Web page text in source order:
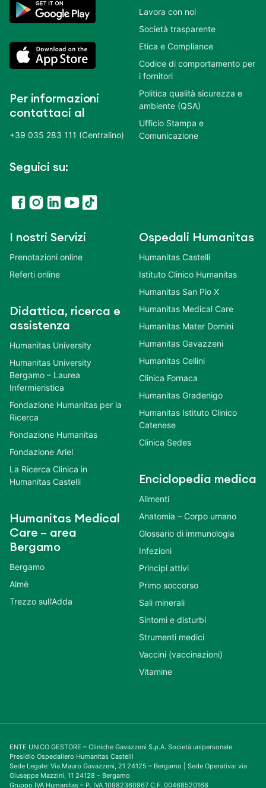
Per informazioni
contattaci al
+39 035 283 111 (Centralino)
Seguici su:
Lavora con noi
Società trasparente
Etica e Compliance
Codice di comportamento per
i fornitori
Politica qualità sicurezza e
ambiente (QSA)
Ufficio Stampa e
Comunicazione
I nostri Servizi
Prenotazioni online
Referti online
Didattica, ricerca e
assistenza
Humanitas University
Humanitas University
Bergamo – Laurea
Infermieristica
Fondazione Humanitas per la
Ricerca
Fondazione Humanitas
Fondazione Ariel
La Ricerca Clinica in
Humanitas Castelli
Humanitas Medical
Care – area
Bergamo
Bergamo
Almè
Trezzo sull’Adda
Ospedali Humanitas
Humanitas Castelli
Istituto Clinico Humanitas
Humanitas San Pio X
Humanitas Medical Care
Humanitas Mater Domini
Humanitas Gavazzeni
Humanitas Cellini
Clinica Fornaca
Humanitas Gradenigo
Humanitas Istituto Clinico
Catenese
Clinica Sedes
Enciclopedia medica
Alimenti
Anatomia – Corpo umano
Glossario di immunologia
Infezioni
Principi attivi
Primo soccorso
Sali minerali
Sintomi e disturbi
Strumenti medici
Vaccini (vaccinazioni)
Vitamine
ENTE UNICO GESTORE – Cliniche Gavazzeni S.p.A. Società unipersonale
Presidio Ospedaliero Humanitas Castelli
Sede Legale: Via Mauro Gavazzeni, 21 24125 – Bergamo | Sede Operativa: via
Giuseppe Mazzini, 11 24128 – Bergamo
Gruppo IVA Humanitas – P. IVA 10982360967 C.F. 00468520168